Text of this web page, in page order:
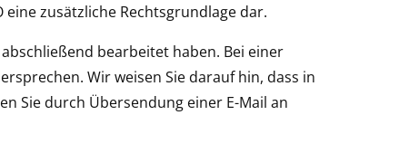
eine zusätzliche Rechtsgrundlage dar.
bearbeitet haben. Bei einer
Wir weisen Sie darauf hin, dass in
Sie durch Übersendung einer E-Mail an